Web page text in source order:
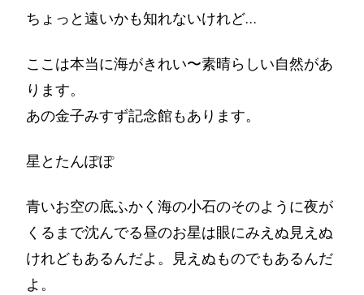
ちょっと遠いかも知れないけれど…
ここは本当に海がきれい〜素晴らしい自然があ
ります。
あの金子みすず記念館もあります。
星とたんぽぽ
青いお空の底ふかく海の小石のそのように夜が
くるまで沈んでる昼のお星は眼にみえぬ見えぬ
けれどもあるんだよ。見えぬものでもあるんだ
よ。